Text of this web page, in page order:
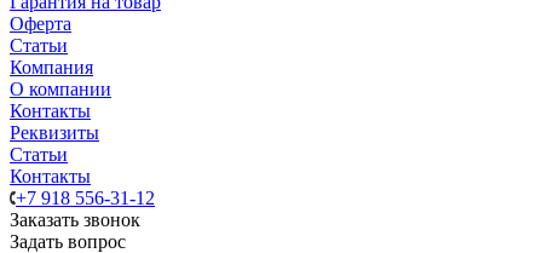
Оферта
Статьи
Компания
О компании
Контакты
Реквизиты
Статьи
Контакты
+7 918 556-31-12
Заказать звонок
Задать вопрос